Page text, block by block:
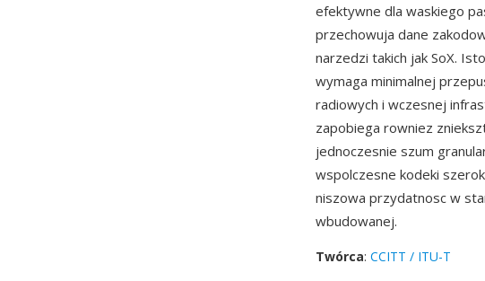
efektywne dla waskiego
przechowuja dane
narzedzi takich jak SoX.
wymaga minimalnej
radiowych i wczesnej
zapobiega rowniez
jednoczesnie szum
wspolczesne kodeki
niszowa przydatnosc w
wbudowanej.
Twórca: CCITT / ITU-T